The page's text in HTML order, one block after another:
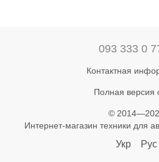
093 333 0
Контактная
Полная версия
©
Интернет-магазин техники для
Укр Рус